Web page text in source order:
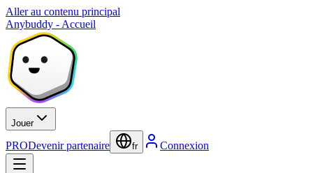
Aller au contenu principal
Anybuddy - Accueil
Jouer
PRODevenir partenaire fr Connexion